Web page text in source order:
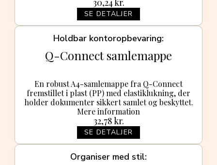
30,24kr.
SE DETALJER
Holdbar kontoropbevaring
Q-Connect samlemappe
En robust A4-samlemappe fra Q-Connect
fremstillet i plast (PP) med elastiklukning, der
holder dokumenter sikkert samlet og beskyttet.
32,78kr.
SE DETALJER
Mere information
Organiser med stil